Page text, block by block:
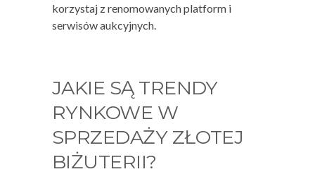
korzystaj z renomowanych platform i
serwisów aukcyjnych.
JAKIE SĄ TRENDY
RYNKOWE W
SPRZEDAŻY ZŁOTEJ
BIŻUTERII?